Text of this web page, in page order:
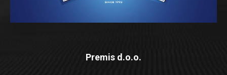
Premis d.o.o.